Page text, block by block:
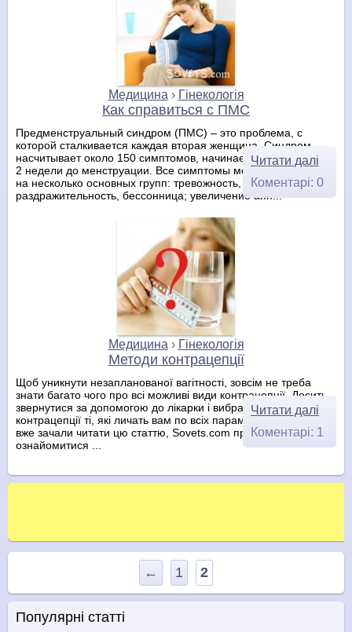
Медицина › Гінекологія
Как справиться с ПМС
Предменструальный синдром (ПМС) – это проблема, с
которой сталкивается каждая вторая женщина. Синдром
насчитывает около 150 симптомов, начинает проявляться за
2 недели до менструации. Все симптомы можно разделить
на несколько основных групп: тревожность,
раздражительность, бессонница; увеличение апп...
Читати далі
Коментарі: 0
Медицина › Гінекологія
Методи контрацепції
Щоб уникнути незапланованої вагітності, зовсім не треба
знати багато чого про всі можливі види контрацепції. Досить
звернутися за допомогою до лікарки і вибрати з методів
контрацепції ті, які личать вам по всіх параметрах. Але ви
вже зачали читати цю статтю, Sovets.com пропонує вам
ознайомитися ...
Читати далі
Коментарі: 1
← 1 2
Популярні статті